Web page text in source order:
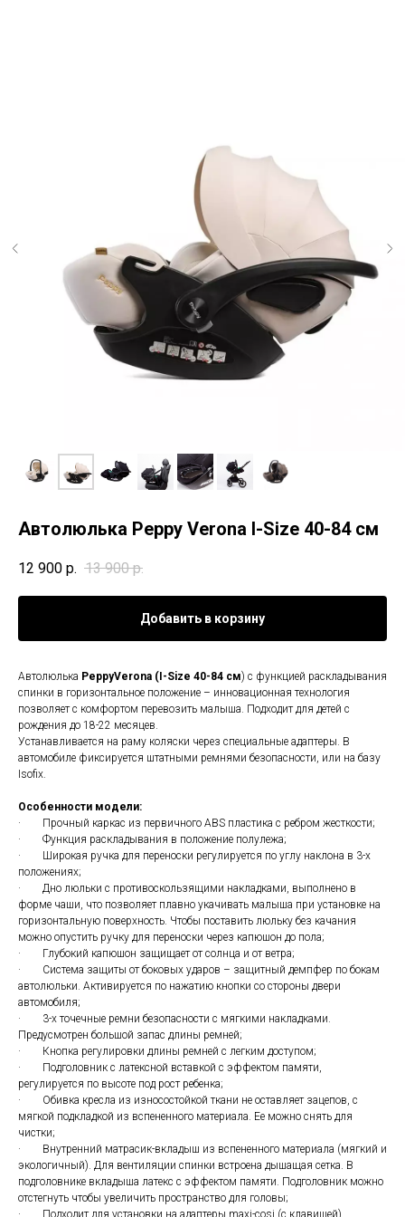
Автолюлька Peppy Verona I-Size 40-84 см
12 900 р. 13 900 р.
Добавить в корзину
Автолюлька PeppyVerona (I-Size 40-84 см) с функцией раскладывания
спинки в горизонтальное положение – инновационная технология
позволяет с комфортом перевозить малыша. Подходит для детей с
рождения до 18-22 месяцев.
Устанавливается на раму коляски через специальные адаптеры. В
автомобиле фиксируется штатными ремнями безопасности, или на базу
Isofix.
Особенности модели:
· Прочный каркас из первичного ABS пластика с ребром жесткости;
· Функция раскладывания в положение полулежа;
· Широкая ручка для переноски регулируется по углу наклона в 3-х
положениях;
· Дно люльки с противоскользящими накладками, выполнено в
форме чаши, что позволяет плавно укачивать малыша при установке на
горизонтальную поверхность. Чтобы поставить люльку без качания
можно опустить ручку для переноски через капюшон до пола;
· Глубокий капюшон защищает от солнца и от ветра;
· Система защиты от боковых ударов – защитный демпфер по бокам
автолюльки. Активируется по нажатию кнопки со стороны двери
автомобиля;
· 3-х точечные ремни безопасности с мягкими накладками.
Предусмотрен большой запас длины ремней;
· Кнопка регулировки длины ремней с легким доступом;
· Подголовник с латексной вставкой с эффектом памяти,
регулируется по высоте под рост ребенка;
· Обивка кресла из износостойкой ткани не оставляет зацепов, с
мягкой подкладкой из вспененного материала. Ее можно снять для
чистки;
· Внутренний матрасик-вкладыш из вспененного материала (мягкий и
экологичный). Для вентиляции спинки встроена дышащая сетка. В
подголовнике вкладыша латекс с эффектом памяти. Подголовник можно
отстегнуть чтобы увеличить пространство для головы;